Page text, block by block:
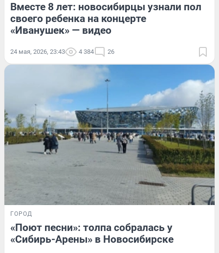
Вместе 8 лет: новосибирцы узнали пол
своего ребенка на концерте
«Иванушек» — видео
24 мая, 2026, 23:43 4 384 26
ГОРОД
«Поют песни»: толпа собралась у
«Сибирь-Арены» в Новосибирске